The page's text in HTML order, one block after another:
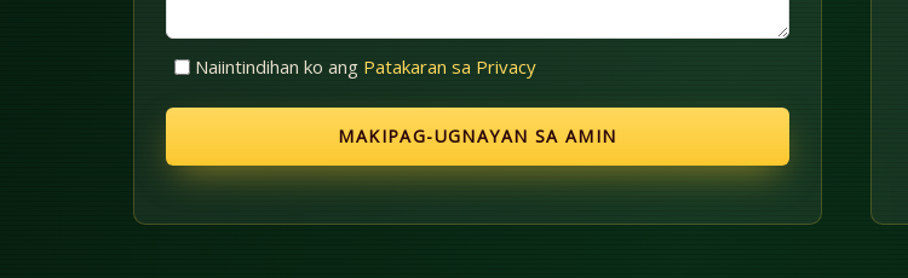
Walang
Naiintindihan ko ang Patakaran sa Privacy